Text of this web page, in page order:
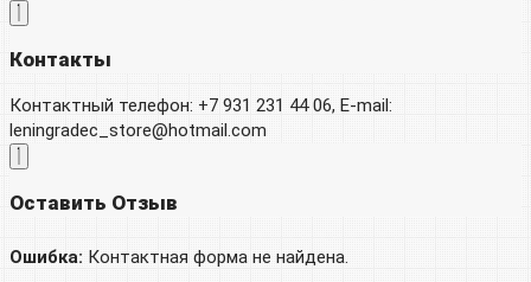
Контакты
Контактный телефон: +7 931 231 44 06, E-mail:
leningradec_store@hotmail.com
Оставить Отзыв
Ошибка: Контактная форма не найдена.